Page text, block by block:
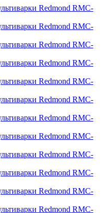
Redmond RMC-
Redmond RMC-
Redmond RMC-
Redmond RMC-
Redmond RMC-
Redmond RMC-
Redmond RMC-
Redmond RMC-
Redmond RMC-
Redmond RMC-
Redmond RMC-
Redmond RMC-